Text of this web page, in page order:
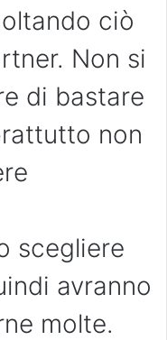
ciò
Non si
di bastare
non
scegliere
avranno
molte.